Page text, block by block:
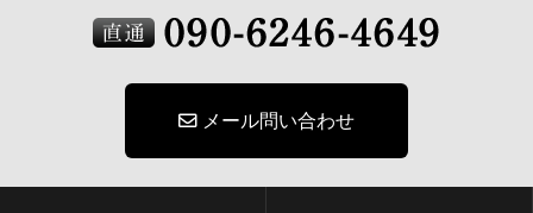
メール問い合わせ